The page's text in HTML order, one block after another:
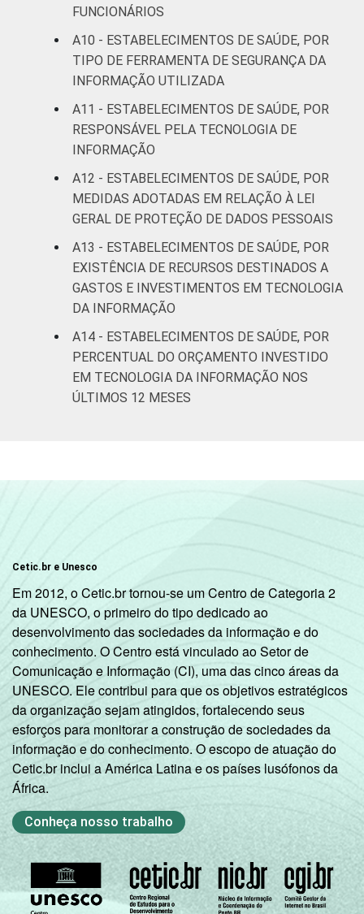
FUNCIONÁRIOS
A10 - ESTABELECIMENTOS DE SAÚDE, POR
TIPO DE FERRAMENTA DE SEGURANÇA DA
INFORMAÇÃO UTILIZADA
A11 - ESTABELECIMENTOS DE SAÚDE, POR
RESPONSÁVEL PELA TECNOLOGIA DE
INFORMAÇÃO
A12 - ESTABELECIMENTOS DE SAÚDE, POR
MEDIDAS ADOTADAS EM RELAÇÃO À LEI
GERAL DE PROTEÇÃO DE DADOS PESSOAIS
A13 - ESTABELECIMENTOS DE SAÚDE, POR
EXISTÊNCIA DE RECURSOS DESTINADOS A
GASTOS E INVESTIMENTOS EM TECNOLOGIA
DA INFORMAÇÃO
A14 - ESTABELECIMENTOS DE SAÚDE, POR
PERCENTUAL DO ORÇAMENTO INVESTIDO
EM TECNOLOGIA DA INFORMAÇÃO NOS
ÚLTIMOS 12 MESES
Cetic.br e Unesco
Em 2012, o Cetic.br tornou-se um Centro de Categoria 2
da UNESCO, o primeiro do tipo dedicado ao
desenvolvimento das sociedades da informação e do
conhecimento. O Centro está vinculado ao Setor de
Comunicação e Informação (CI), uma das cinco áreas da
UNESCO. Ele contribui para que os objetivos estratégicos
da organização sejam atingidos, fortalecendo seus
esforços para monitorar a construção de sociedades da
informação e do conhecimento. O escopo de atuação do
Cetic.br inclui a América Latina e os países lusófonos da
África.
Conheça nosso trabalho